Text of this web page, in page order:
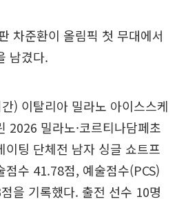
차준환이 올림픽 첫 무대에서
남겼다.
) 이탈리아 밀라노 아이스스케
2026 밀라노·코르티나담페초
이팅 단체전 남자 싱글 쇼트프
점수 41.78점, 예술점수(PCS)
을 기록했다. 출전 선수 10명